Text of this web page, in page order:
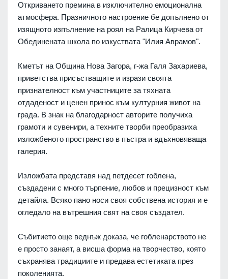
Откриването премина в изключително емоционална
атмосфера. Празничното настроение бе допълнено от
изящното изпълнение на роял на Ралица Кирчева от
Обединената школа по изкуствата "Илия Аврамов".
Кметът на Община Нова Загора, г-жа Галя Захариева,
приветства присъстващите и изрази своята
признателност към участниците за тяхната
отдаденост и ценен принос към културния живот на
града. В знак на благодарност авторите получиха
грамоти и сувенири, а техните творби преобразиха
изложбеното пространство в пъстра и вдъхновяваща
галерия.
Изложбата представя над петдесет гоблена,
създадени с много търпение, любов и прецизност към
детайла. Всяко пано носи своя собствена история и е
огледало на вътрешния свят на своя създател.
Събитието още веднъж доказа, че гобленарството не
е просто занаят, а висша форма на творчество, която
съхранява традициите и предава естетиката през
поколенията.